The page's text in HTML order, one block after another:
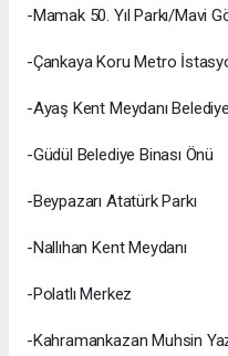
-Mamak 50. Yıl Parkı/Mavi
-Çankaya Koru Metro
-Ayaş Kent Meydanı
-Güdül Belediye Binası Önü
-Beypazarı Atatürk Parkı
-Nallıhan Kent Meydanı
-Polatlı Merkez
-Kahramankazan Muhsin